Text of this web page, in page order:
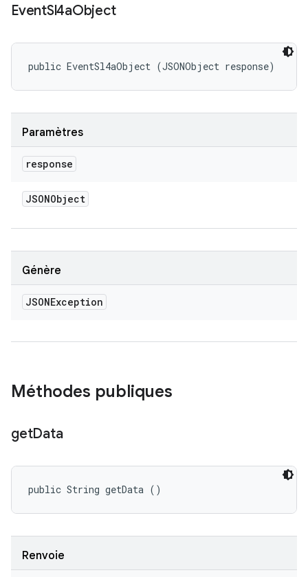
EventSl4aObject
public EventSl4aObject (JSONObject response)
Paramètres
response
JSONObject
Génère
JSONException
Méthodes publiques
getData
public String getData ()
Renvoie